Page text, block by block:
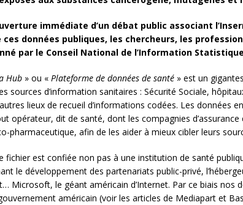
immédiate d’un débat public associant
données publiques, les chercheurs, les
par le Conseil National de l’Information
Hub » ou « Plateforme de données de santé » est un
sources d’information sanitaires : Sécurité Sociale,
lieux de recueil d’informations codées. Les données
opérateur, dit de santé, dont les compagnies
pharmaceutique, afin de les aider à mieux cibler leurs
fichier est confiée non pas à une institution de santé
le développement des partenariats public-privé,
Microsoft, le géant américain d’Internet. Par ce biais nos
américain (voir les articles de Mediapart et